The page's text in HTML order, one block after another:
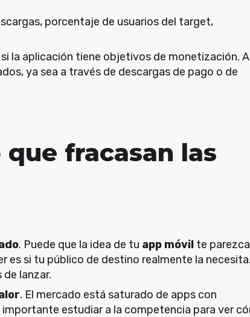
porcentaje de usuarios del target,
la aplicación tiene objetivos de monetización.
ya sea a través de descargas de pago o de
fracasan las
. Puede que la idea de tu app móvil te parezca
es si tu público de destino realmente la
lanzar.
. El mercado está saturado de apps con
estudiar a la competencia para ver